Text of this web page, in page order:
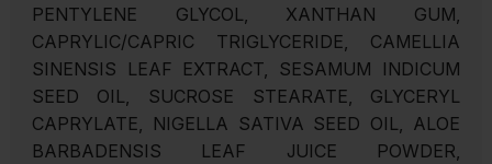
PENTYLENE GLYCOL, XANTHAN GUM,
CAPRYLIC/CAPRIC TRIGLYCERIDE, CAMELLIA
SINENSIS LEAF EXTRACT, SESAMUM INDICUM
SEED OIL, SUCROSE STEARATE, GLYCERYL
CAPRYLATE, NIGELLA SATIVA SEED OIL, ALOE
BARBADENSIS LEAF JUICE POWDER,